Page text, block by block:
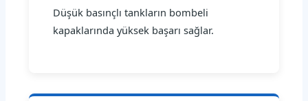
Düşük basınçlı tankların bombeli
kapaklarında yüksek başarı sağlar.